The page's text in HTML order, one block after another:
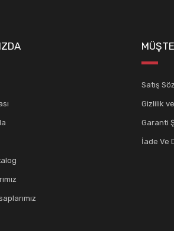
Satış
Gizlilik
Garanti
İade Ve